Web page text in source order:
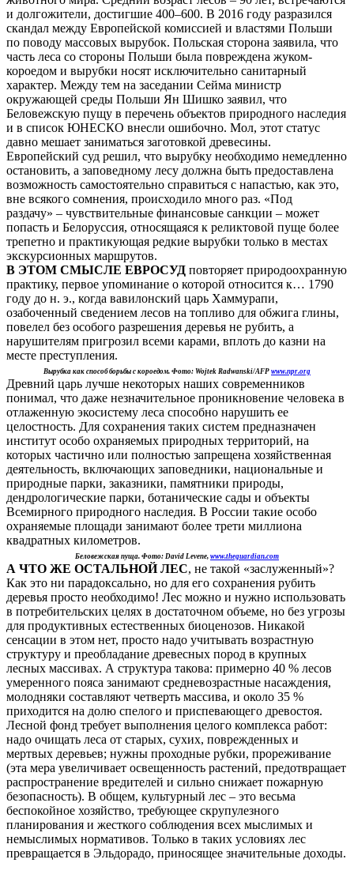
и долгожители, достигшие 400–600. В 2016 году разразился
скандал между Европейской комиссией и властями Польши
по поводу массовых вырубок. Польская сторона заявила, что
часть леса со стороны Польши была повреждена жуком-
короедом и вырубки носят исключительно санитарный
характер. Между тем на заседании Сейма министр
окружающей среды Польши Ян Шишко заявил, что
Беловежскую пущу в перечень объектов природного наследия
и в список ЮНЕСКО внесли ошибочно. Мол, этот статус
давно мешает заниматься заготовкой древесины.
Европейский суд решил, что вырубку необходимо немедленно
остановить, а заповедному лесу должна быть предоставлена
возможность самостоятельно справиться с напастью, как это,
вне всякого сомнения, происходило много раз. «Под
раздачу» – чувствительные финансовые санкции – может
попасть и Белоруссия, относящаяся к реликтовой пуще более
трепетно и практикующая редкие вырубки только в местах
экскурсионных маршрутов.
В ЭТОМ СМЫСЛЕ ЕВРОСУД повторяет природоохранную
практику, первое упоминание о которой относится к… 1790
году до н. э., когда вавилонский царь Хаммурапи,
озабоченный сведением лесов на топливо для обжига глины,
повелел без особого разрешения деревья не рубить, а
нарушителям пригрозил всеми карами, вплоть до казни на
месте преступления.
Вырубка как способ борьбы с короедом. Фото: Wojtek Radwanski/AFP www.npr.org
Древний царь лучше некоторых наших современников
понимал, что даже незначительное проникновение человека в
отлаженную экосистему леса способно нарушить ее
целостность. Для сохранения таких систем предназначен
институт особо охраняемых природных территорий, на
которых частично или полностью запрещена хозяйственная
деятельность, включающих заповедники, национальные и
природные парки, заказники, памятники природы,
дендрологические парки, ботанические сады и объекты
Всемирного природного наследия. В России такие особо
охраняемые площади занимают более трети миллиона
квадратных километров.
Беловежская пуща. Фото: David Levene, www.theguardian.com
А ЧТО ЖЕ ОСТАЛЬНОЙ ЛЕС, не такой «заслуженный»?
Как это ни парадоксально, но для его сохранения рубить
деревья просто необходимо! Лес можно и нужно использовать
в потребительских целях в достаточном объеме, но без угрозы
для продуктивных естественных биоценозов. Никакой
сенсации в этом нет, просто надо учитывать возрастную
структуру и преобладание древесных пород в крупных
лесных массивах. А структура такова: примерно 40 % лесов
умеренного пояса занимают средневозрастные насаждения,
молодняки составляют четверть массива, и около 35 %
приходится на долю спелого и приспевающего древостоя.
Лесной фонд требует выполнения целого комплекса работ:
надо очищать леса от старых, сухих, поврежденных и
мертвых деревьев; нужны проходные рубки, прореживание
(эта мера увеличивает освещенность растений, предотвращает
распространение вредителей и сильно снижает пожарную
безопасность). В общем, культурный лес – это весьма
беспокойное хозяйство, требующее скрупулезного
планирования и жесткого соблюдения всех мыслимых и
немыслимых нормативов. Только в таких условиях лес
превращается в Эльдорадо, приносящее значительные доходы.